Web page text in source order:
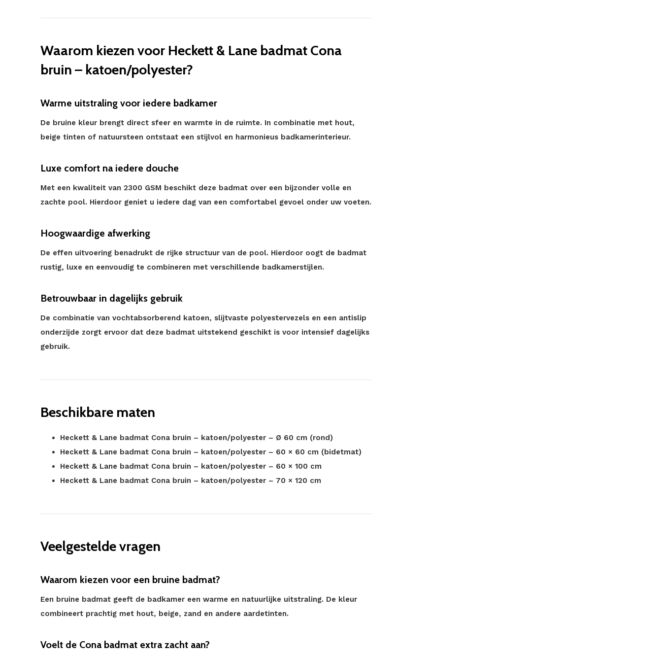
Waarom kiezen voor Heckett & Lane badmat Cona
bruin – katoen/polyester?
Warme uitstraling voor iedere badkamer
De bruine kleur brengt direct sfeer en warmte in de ruimte. In combinatie met hout,
beige tinten of natuursteen ontstaat een stijlvol en harmonieus badkamerinterieur.
Luxe comfort na iedere douche
Met een kwaliteit van 2300 GSM beschikt deze badmat over een bijzonder volle en
zachte pool. Hierdoor geniet u iedere dag van een comfortabel gevoel onder uw voeten.
Hoogwaardige afwerking
De effen uitvoering benadrukt de rijke structuur van de pool. Hierdoor oogt de badmat
rustig, luxe en eenvoudig te combineren met verschillende badkamerstijlen.
Betrouwbaar in dagelijks gebruik
De combinatie van vochtabsorberend katoen, slijtvaste polyestervezels en een antislip
onderzijde zorgt ervoor dat deze badmat uitstekend geschikt is voor intensief dagelijks
gebruik.
Beschikbare maten
Heckett & Lane badmat Cona bruin – katoen/polyester – Ø 60 cm (rond)
Heckett & Lane badmat Cona bruin – katoen/polyester – 60 × 60 cm (bidetmat)
Heckett & Lane badmat Cona bruin – katoen/polyester – 60 × 100 cm
Heckett & Lane badmat Cona bruin – katoen/polyester – 70 × 120 cm
Veelgestelde vragen
Waarom kiezen voor een bruine badmat?
Een bruine badmat geeft de badkamer een warme en natuurlijke uitstraling. De kleur
combineert prachtig met hout, beige, zand en andere aardetinten.
Voelt de Cona badmat extra zacht aan?